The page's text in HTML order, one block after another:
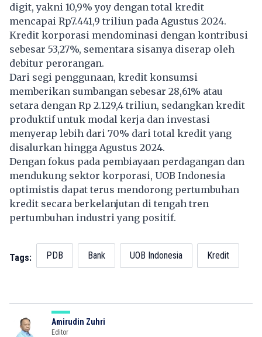
digit, yakni 10,9% yoy dengan total kredit
mencapai Rp7.441,9 triliun pada Agustus 2024.
Kredit korporasi mendominasi dengan kontribusi
sebesar 53,27%, sementara sisanya diserap oleh
debitur perorangan.
Dari segi penggunaan, kredit konsumsi
memberikan sumbangan sebesar 28,61% atau
setara dengan Rp 2.129,4 triliun, sedangkan kredit
produktif untuk modal kerja dan investasi
menyerap lebih dari 70% dari total kredit yang
disalurkan hingga Agustus 2024.
Dengan fokus pada pembiayaan perdagangan dan
mendukung sektor korporasi, UOB Indonesia
optimistis dapat terus mendorong pertumbuhan
kredit secara berkelanjutan di tengah tren
pertumbuhan industri yang positif.
Tags: PDB Bank UOB Indonesia Kredit
Amirudin Zuhri
Editor